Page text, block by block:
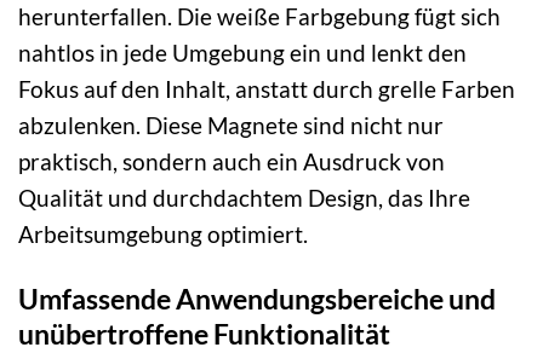
herunterfallen. Die weiße Farbgebung fügt sich
nahtlos in jede Umgebung ein und lenkt den
Fokus auf den Inhalt, anstatt durch grelle Farben
abzulenken. Diese Magnete sind nicht nur
praktisch, sondern auch ein Ausdruck von
Qualität und durchdachtem Design, das Ihre
Arbeitsumgebung optimiert.
Umfassende Anwendungsbereiche und
unübertroffene Funktionalität